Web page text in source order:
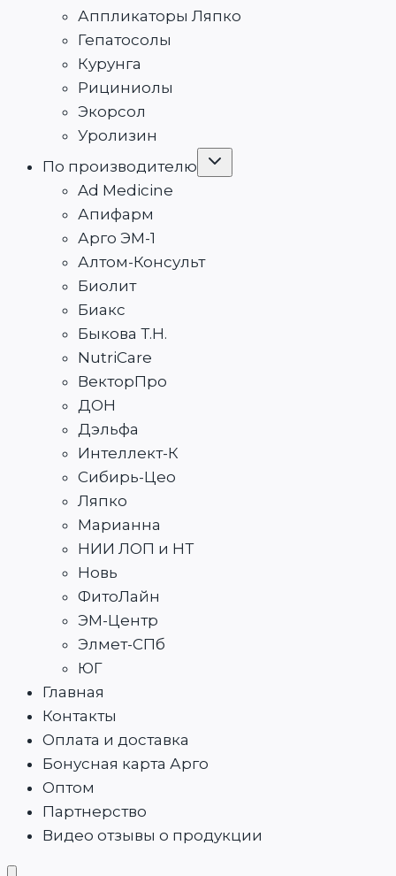
Аппликаторы Ляпко
Гепатосолы
Курунга
Рициниолы
Экорсол
Уролизин
По производителю
Переключить
Ad Medicine
Апифарм
Арго ЭМ-1
Алтом-Консульт
Биолит
Биакс
Быкова Т.Н.
NutriCare
ВекторПро
ДОН
Дэльфа
Интеллект-К
Сибирь-Цео
Ляпко
Марианна
НИИ ЛОП и НТ
Новь
ФитоЛайн
ЭМ-Центр
Элмет-СПб
ЮГ
Главная
Контакты
Оплата и доставка
Бонусная карта Арго
Оптом
Партнерство
Видео отзывы о продукции